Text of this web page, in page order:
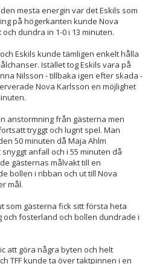
mesta energin var det Eskils som
på högerkanten kunde Nova
dundra in 1-0 i 13 minuten.
Eskils kunde tämligen enkelt hålla
Istället tog Eskils vara på
Nilsson - tillbaka igen efter skada -
Nova Karlsson en möjlighet
anstormning från gästerna men
tryggt och lugnt spel. Man
50 minuten då Maja Ahlm
anfall och i 55 minuten då
gästernas målvakt till en
bollen i ribban och ut till Nova
mål.
som gästerna fick sitt första heta
och fosterland och bollen dundrade i
att göra några byten och helt
TFF kunde ta över taktpinnen i en